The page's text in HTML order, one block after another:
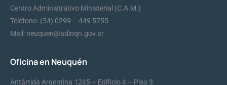
Centro Administrativo Ministerial (C.A.M.)
Teléfono: (54) 0299 – 449 5755
Mail: neuquen@adinqn.gov.ar
Oficina en Neuquén
Antártida Argentina 1245 – Edificio 4 – Piso 3